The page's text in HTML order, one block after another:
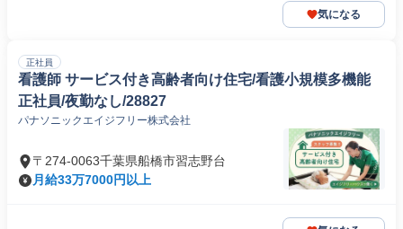
気になる
正社員
看護師 サービス付き高齢者向け住宅/看護小規模多機能
正社員/夜勤なし/28827
パナソニックエイジフリー株式会社
〒274-0063千葉県船橋市習志野台
月給33万7000円以上